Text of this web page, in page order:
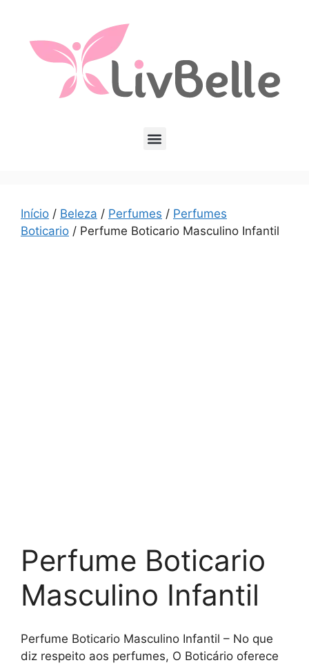
Início / Beleza / Perfumes / Perfumes
Boticario / Perfume Boticario Masculino Infantil
Perfume Boticario
Masculino Infantil
Perfume Boticario Masculino Infantil – No que
diz respeito aos perfumes, O Boticário oferece